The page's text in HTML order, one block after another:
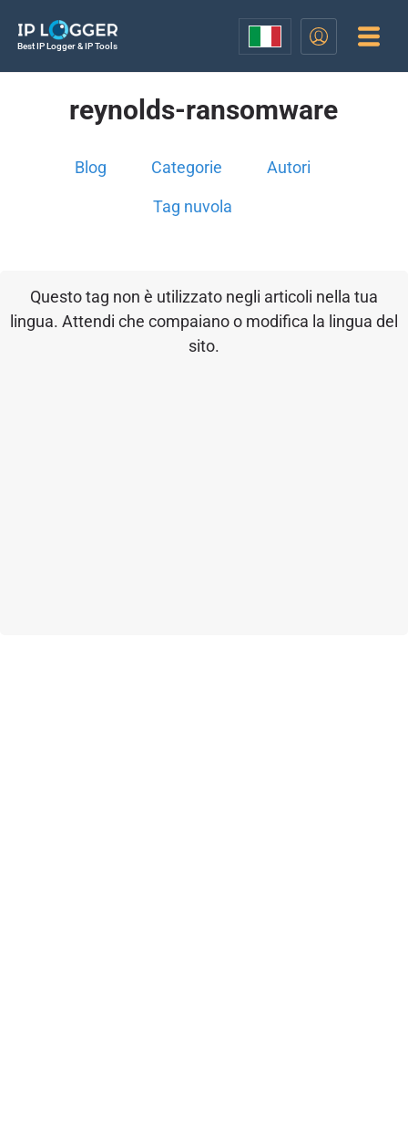
Best IP Logger & IP Tools
reynolds-ransomware
Blog Categorie Autori
Tag nuvola